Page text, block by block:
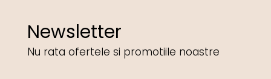
Newsletter
Nu rata ofertele si promotiile noastre